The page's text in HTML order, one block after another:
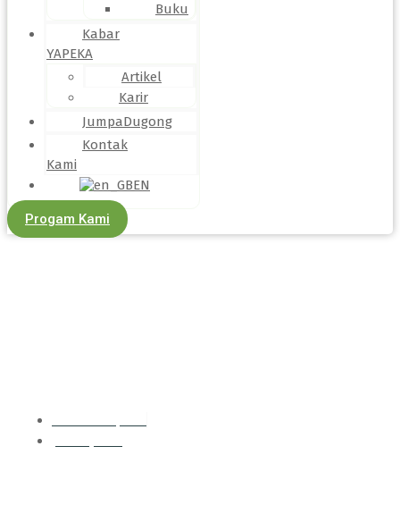
Buku
Kabar
YAPEKA
Artikel
Karir
JumpaDugong
Kontak
Kami
EN
Progam Kami